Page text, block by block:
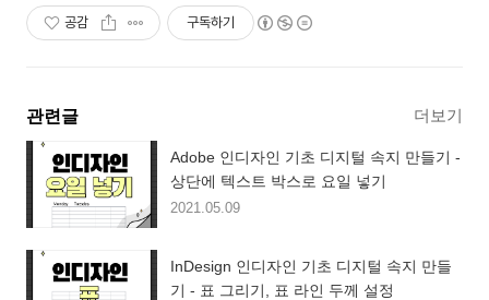
공감 구독하기
관련글 더보기
Adobe 인디자인 기초 디지털 속지 만들기 -
상단에 텍스트 박스로 요일 넣기
2021.05.09
InDesign 인디자인 기초 디지털 속지 만들
기 - 표 그리기, 표 라인 두께 설정